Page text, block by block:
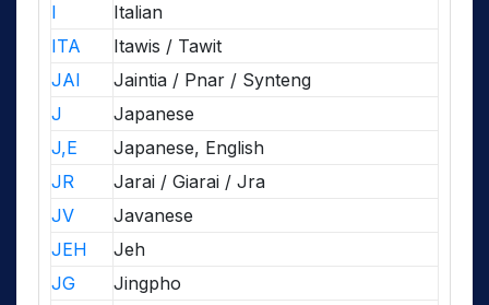
I
Italian
ITA
Itawis / Tawit
JAI
Jaintia / Pnar / Synteng
J
Japanese
J,E
Japanese, English
JR
Jarai / Giarai / Jra
JV
Javanese
JEH
Jeh
JG
Jingpho